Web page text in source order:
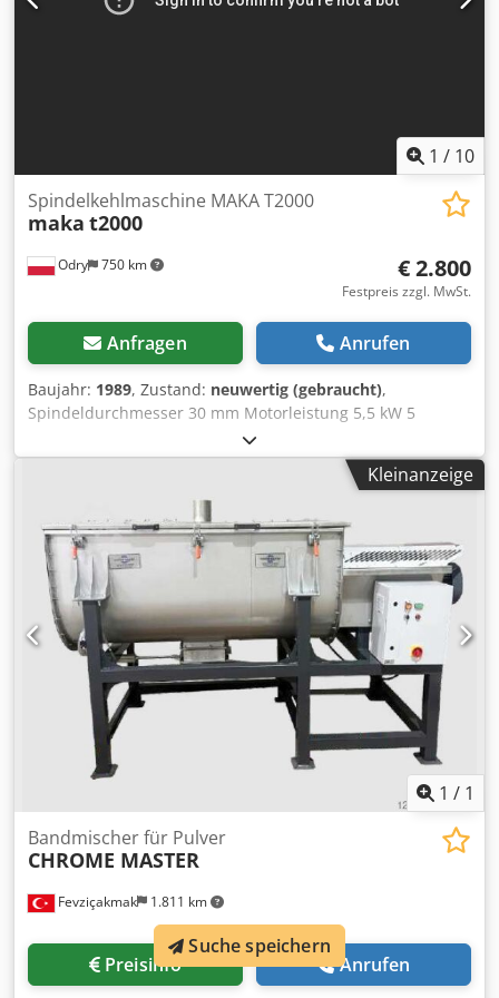
1 / 10
Odry 750 km
Spindelkehlmaschine MAKA T2000
maka t2000
€ 2.800
Festpreis zzgl. MwSt.
Anfragen Anrufen
Baujahr: 1989, Zustand: neuwertig (gebraucht),
Spindeldurchmesser 30 mm Motorleistung 5,5 kW 5
Geschwindigkeiten 3000/4500/6000/8000/10000 U/T Jahr
1989 Dkodohi Tv Hspfx Adyjr Kauf ohne Futtermittel
Kleinanzeige
1 / 1
Fevziçakmak 1.811 km
Bandmischer für Pulver
CHROME MASTER
Preisinfo Anrufen
Suche speichern